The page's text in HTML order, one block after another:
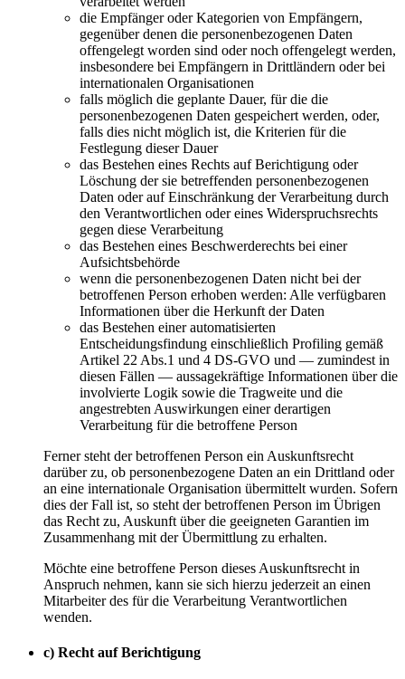
die Empfänger oder Kategorien von Empfängern,
gegenüber denen die personenbezogenen Daten
offengelegt worden sind oder noch offengelegt werden,
insbesondere bei Empfängern in Drittländern oder bei
internationalen Organisationen
falls möglich die geplante Dauer, für die die
personenbezogenen Daten gespeichert werden, oder,
falls dies nicht möglich ist, die Kriterien für die
Festlegung dieser Dauer
das Bestehen eines Rechts auf Berichtigung oder
Löschung der sie betreffenden personenbezogenen
Daten oder auf Einschränkung der Verarbeitung durch
den Verantwortlichen oder eines Widerspruchsrechts
gegen diese Verarbeitung
das Bestehen eines Beschwerderechts bei einer
Aufsichtsbehörde
wenn die personenbezogenen Daten nicht bei der
betroffenen Person erhoben werden: Alle verfügbaren
Informationen über die Herkunft der Daten
das Bestehen einer automatisierten
Entscheidungsfindung einschließlich Profiling gemäß
Artikel 22 Abs.1 und 4 DS-GVO und — zumindest in
diesen Fällen — aussagekräftige Informationen über die
involvierte Logik sowie die Tragweite und die
angestrebten Auswirkungen einer derartigen
Verarbeitung für die betroffene Person
Ferner steht der betroffenen Person ein Auskunftsrecht
darüber zu, ob personenbezogene Daten an ein Drittland oder
an eine internationale Organisation übermittelt wurden. Sofern
dies der Fall ist, so steht der betroffenen Person im Übrigen
das Recht zu, Auskunft über die geeigneten Garantien im
Zusammenhang mit der Übermittlung zu erhalten.
Möchte eine betroffene Person dieses Auskunftsrecht in
Anspruch nehmen, kann sie sich hierzu jederzeit an einen
Mitarbeiter des für die Verarbeitung Verantwortlichen
wenden.
c) Recht auf Berichtigung